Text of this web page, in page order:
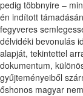
pedig többnyire –
én indított
fegyveres
délvidéki bevonulás
alapját, tekintettel
dokumentum,
gyűjteményeiből
őshonos magyar